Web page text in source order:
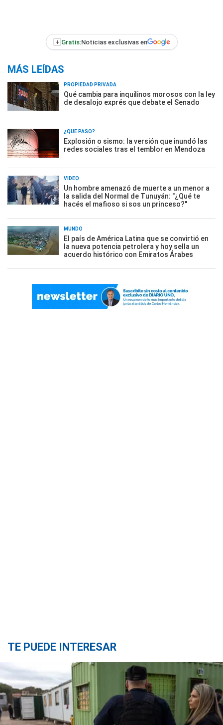
+ Gratis:Noticias exclusivas en
MÁS LEÍDAS
PROPIEDAD PRIVADA
Qué cambia para inquilinos morosos con la ley
de desalojo exprés que debate el Senado
¿QUÉ PASÓ?
Explosión o sismo: la versión que inundó las
redes sociales tras el temblor en Mendoza
VIDEO
Un hombre amenazó de muerte a un menor a
la salida del Normal de Tunuyán: "¿Qué te
hacés el mafioso si sos un princeso?"
MUNDO
El país de América Latina que se convirtió en
la nueva potencia petrolera y hoy sella un
acuerdo histórico con Emiratos Árabes
TE PUEDE INTERESAR